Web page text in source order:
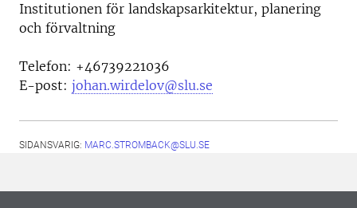
Institutionen för landskapsarkitektur, planering
och förvaltning
Telefon: +46739221036
E-post: johan.wirdelov@slu.se
SIDANSVARIG: MARC.STROMBACK@SLU.SE